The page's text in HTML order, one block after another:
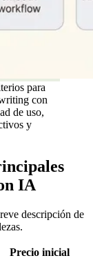
para
con
de uso,
y
IA
descripción de
Precio inicial